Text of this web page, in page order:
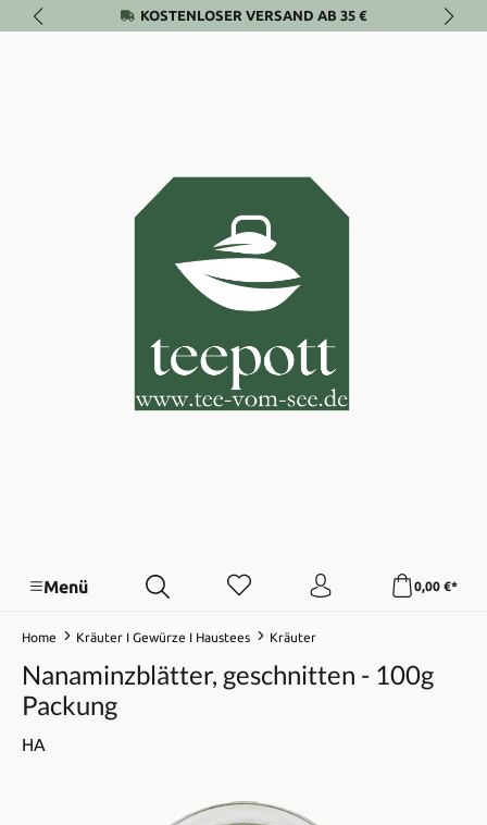
Zum Hauptinhalt springenKOSTENLOSER VERSAND AB 35 €
Menü 0,00 €*
Home Kräuter I Gewürze I Haustees Kräuter
Nanaminzblätter, geschnitten - 100g
Packung
HA
Bildergalerie überspringen